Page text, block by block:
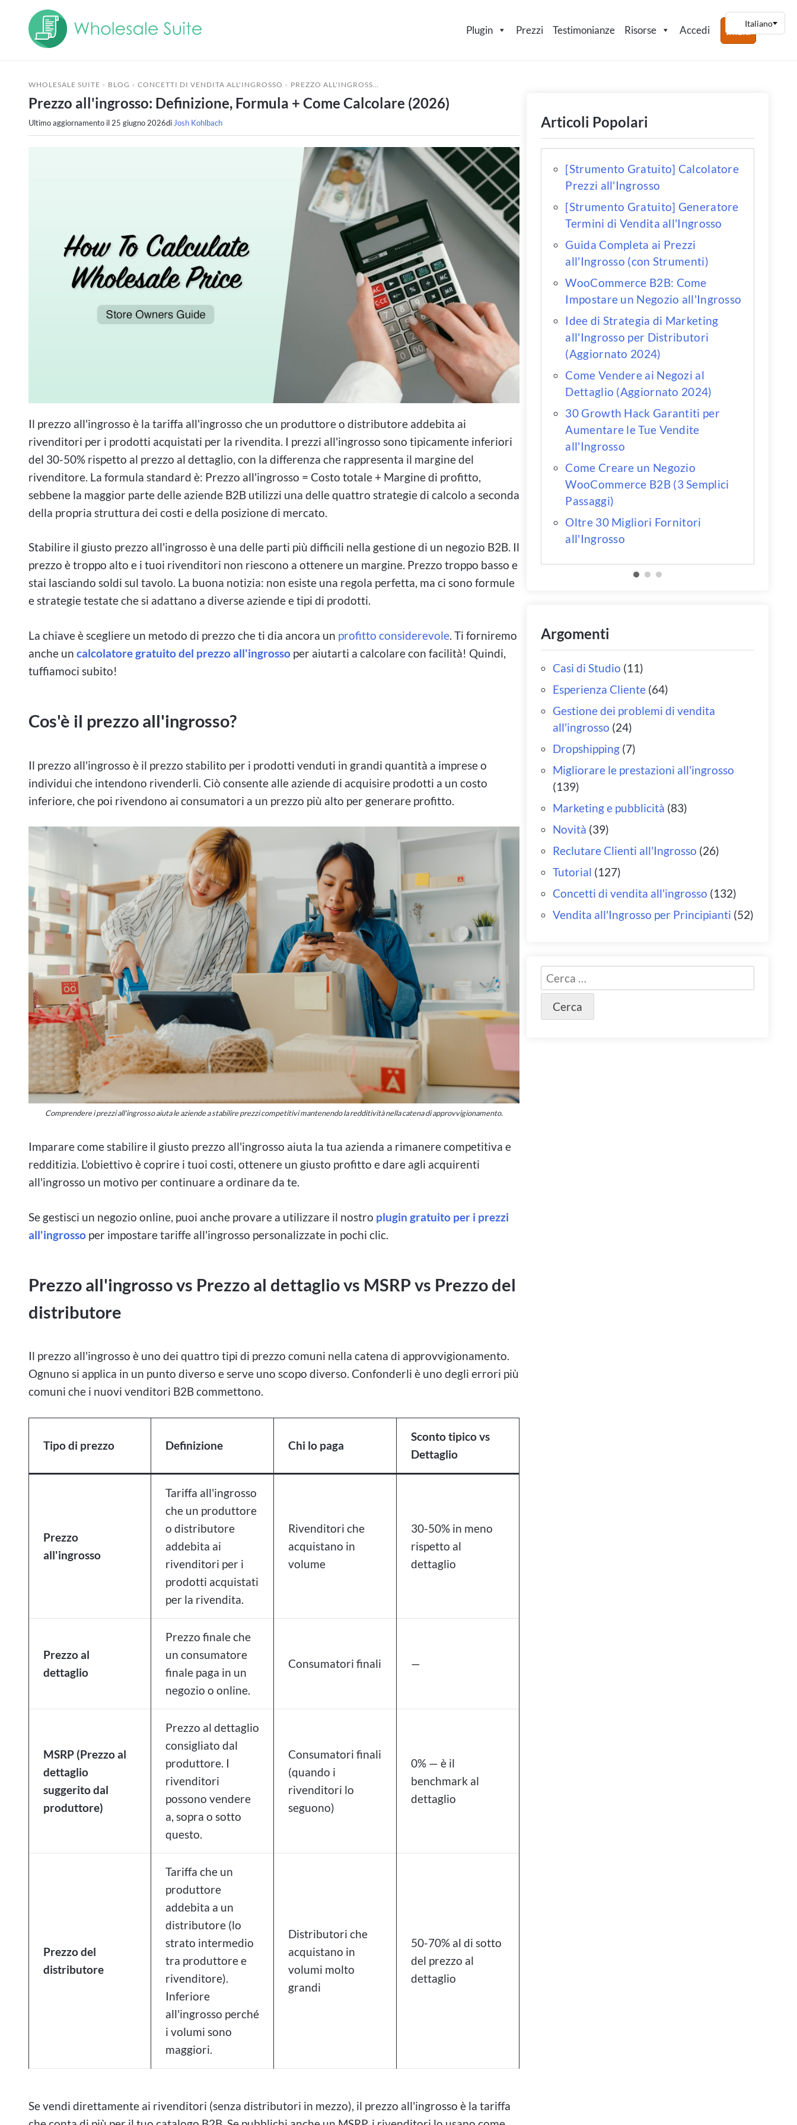
Plugin Prezzi Testimonianze Risorse Accedi Inizia
WHOLESALE SUITE » BLOG » CONCETTI DI VENDITA ALL'INGROSSO » PREZZO ALL'INGROSSO: DEFINIZIONE, FORMULA + COME CALCOLARE (2026)
Prezzo all'ingrosso: Definizione, Formula + Come Calcolare (2026)
Ultimo aggiornamento il 25 giugno 2026di Josh Kohlbach
Il prezzo all'ingrosso è la tariffa all'ingrosso che un produttore o distributore addebita ai
rivenditori per i prodotti acquistati per la rivendita. I prezzi all'ingrosso sono tipicamente inferiori
del 30-50% rispetto al prezzo al dettaglio, con la differenza che rappresenta il margine del
rivenditore. La formula standard è: Prezzo all'ingrosso = Costo totale + Margine di profitto,
sebbene la maggior parte delle aziende B2B utilizzi una delle quattro strategie di calcolo a seconda
della propria struttura dei costi e della posizione di mercato.
Stabilire il giusto prezzo all'ingrosso è una delle parti più difficili nella gestione di un negozio B2B. Il
prezzo è troppo alto e i tuoi rivenditori non riescono a ottenere un margine. Prezzo troppo basso e
stai lasciando soldi sul tavolo. La buona notizia: non esiste una regola perfetta, ma ci sono formule
e strategie testate che si adattano a diverse aziende e tipi di prodotti.
La chiave è scegliere un metodo di prezzo che ti dia ancora un profitto considerevole. Ti forniremo
anche un calcolatore gratuito del prezzo all'ingrosso per aiutarti a calcolare con facilità! Quindi,
tuffiamoci subito!
Cos'è il prezzo all'ingrosso?
Il prezzo all'ingrosso è il prezzo stabilito per i prodotti venduti in grandi quantità a imprese o
individui che intendono rivenderli. Ciò consente alle aziende di acquisire prodotti a un costo
inferiore, che poi rivendono ai consumatori a un prezzo più alto per generare profitto.
Comprendere i prezzi all'ingrosso aiuta le aziende a stabilire prezzi competitivi mantenendo la redditività nella catena di approvvigionamento.
Imparare come stabilire il giusto prezzo all'ingrosso aiuta la tua azienda a rimanere competitiva e
redditizia. L'obiettivo è coprire i tuoi costi, ottenere un giusto profitto e dare agli acquirenti
all'ingrosso un motivo per continuare a ordinare da te.
Se gestisci un negozio online, puoi anche provare a utilizzare il nostro plugin gratuito per i prezzi
all'ingrosso per impostare tariffe all'ingrosso personalizzate in pochi clic.
Prezzo all'ingrosso vs Prezzo al dettaglio vs MSRP vs Prezzo del
distributore
Il prezzo all'ingrosso è uno dei quattro tipi di prezzo comuni nella catena di approvvigionamento.
Ognuno si applica in un punto diverso e serve uno scopo diverso. Confonderli è uno degli errori più
comuni che i nuovi venditori B2B commettono.
Tipo di prezzo Definizione Chi lo paga
Sconto tipico vs
Dettaglio
Prezzo
all'ingrosso
Tariffa all'ingrosso
che un produttore
o distributore
addebita ai
rivenditori per i
prodotti acquistati
per la rivendita.
Rivenditori che
acquistano in
volume
30-50% in meno
rispetto al
dettaglio
Prezzo al
dettaglio
Prezzo finale che
un consumatore
finale paga in un
negozio o online.
Consumatori finali —
MSRP (Prezzo al
dettaglio
suggerito dal
produttore)
Prezzo al dettaglio
consigliato dal
produttore. I
rivenditori
possono vendere
a, sopra o sotto
questo.
Consumatori finali
(quando i
rivenditori lo
seguono)
0% — è il
benchmark al
dettaglio
Prezzo del
distributore
Tariffa che un
produttore
addebita a un
distributore (lo
strato intermedio
tra produttore e
rivenditore).
Inferiore
all'ingrosso perché
i volumi sono
maggiori.
Distributori che
acquistano in
volumi molto
grandi
50-70% al di sotto
del prezzo al
dettaglio
Se vendi direttamente ai rivenditori (senza distributori in mezzo), il prezzo all'ingrosso è la tariffa
Articoli Popolari
[Strumento Gratuito] Calcolatore
Prezzi all'Ingrosso
[Strumento Gratuito] Generatore
Termini di Vendita all'Ingrosso
Guida Completa ai Prezzi
all'Ingrosso (con Strumenti)
WooCommerce B2B: Come
Impostare un Negozio all'Ingrosso
Idee di Strategia di Marketing
all'Ingrosso per Distributori
(Aggiornato 2024)
Come Vendere ai Negozi al
Dettaglio (Aggiornato 2024)
30 Growth Hack Garantiti per
Aumentare le Tue Vendite
all'Ingrosso
Come Creare un Negozio
WooCommerce B2B (3 Semplici
Passaggi)
Oltre 30 Migliori Fornitori
all'Ingrosso
Argomenti
Casi di Studio (11)
Esperienza Cliente (64)
Gestione dei problemi di vendita
all'ingrosso (24)
Dropshipping (7)
Migliorare le prestazioni all'ingrosso
(139)
Marketing e pubblicità (83)
Novità (39)
Reclutare Clienti all'Ingrosso (26)
Tutorial (127)
Concetti di vendita all'ingrosso (132)
Vendita all'Ingrosso per Principianti (52)